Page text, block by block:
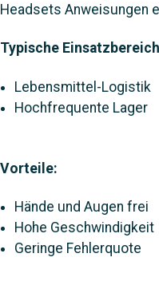
Headsets Anweisungen
Typische
Lebensmittel-Logistik
Hochfrequente Lager
Vorteile:
Hände und Augen frei
Hohe Geschwindigkeit
Geringe Fehlerquote